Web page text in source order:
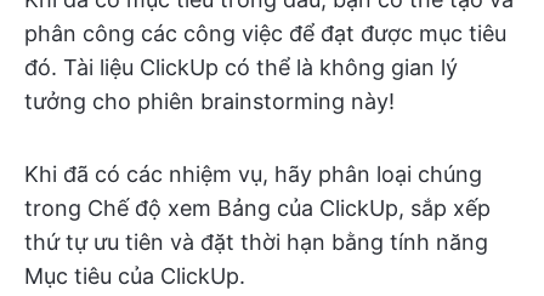
phân công các công việc để đạt được mục tiêu
đó. Tài liệu ClickUp có thể là không gian lý
tưởng cho phiên brainstorming này!
Khi đã có các nhiệm vụ, hãy phân loại chúng
trong Chế độ xem Bảng của ClickUp, sắp xếp
thứ tự ưu tiên và đặt thời hạn bằng tính năng
Mục tiêu của ClickUp.